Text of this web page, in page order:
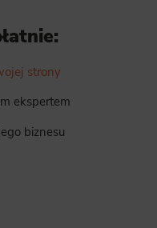
strony
ekspertem
biznesu